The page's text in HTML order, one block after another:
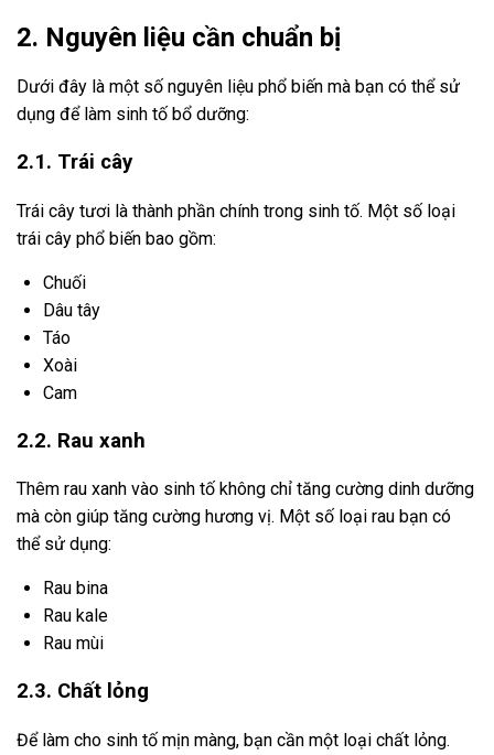
2. Nguyên liệu cần chuẩn bị
Dưới đây là một số nguyên liệu phổ biến mà bạn có thể sử
dụng để làm sinh tố bổ dưỡng:
2.1. Trái cây
Trái cây tươi là thành phần chính trong sinh tố. Một số loại
trái cây phổ biến bao gồm:
Chuối
Dâu tây
Táo
Xoài
Cam
2.2. Rau xanh
Thêm rau xanh vào sinh tố không chỉ tăng cường dinh dưỡng
mà còn giúp tăng cường hương vị. Một số loại rau bạn có
thể sử dụng:
Rau bina
Rau kale
Rau mùi
2.3. Chất lỏng
Để làm cho sinh tố mịn màng, bạn cần một loại chất lỏng.